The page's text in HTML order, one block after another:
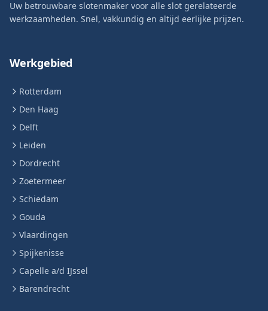
Uw betrouwbare slotenmaker voor alle slot gerelateerde
werkzaamheden. Snel, vakkundig en altijd eerlijke prijzen.
Werkgebied
Rotterdam
Den Haag
Delft
Leiden
Dordrecht
Zoetermeer
Schiedam
Gouda
Vlaardingen
Spijkenisse
Capelle a/d IJssel
Barendrecht